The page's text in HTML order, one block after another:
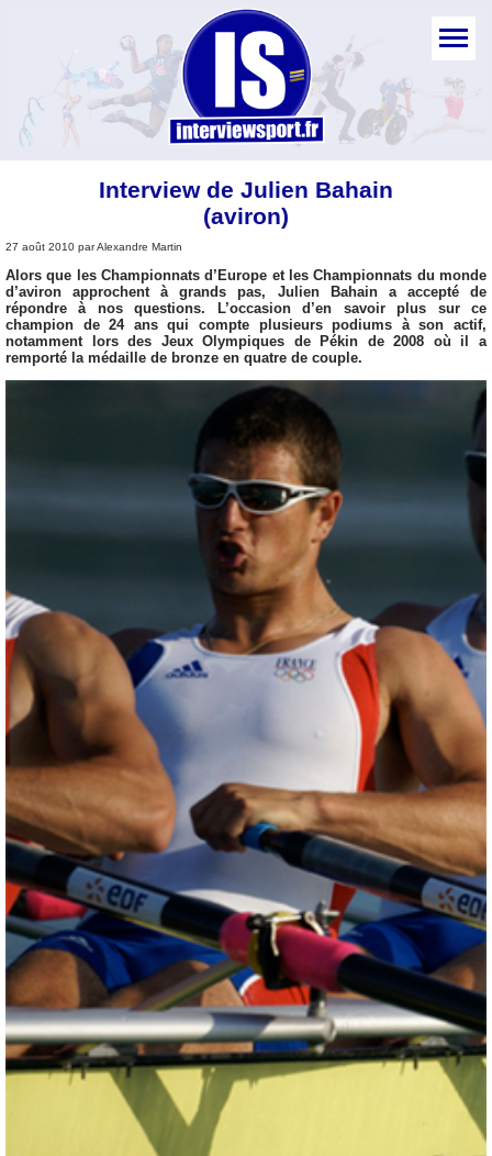
Interview de Julien Bahain
(aviron)
27 août 2010 par Alexandre Martin
Alors que les Championnats d’Europe et les Championnats du monde
d’aviron approchent à grands pas, Julien Bahain a accepté de
répondre à nos questions. L’occasion d’en savoir plus sur ce
champion de 24 ans qui compte plusieurs podiums à son actif,
notamment lors des Jeux Olympiques de Pékin de 2008 où il a
remporté la médaille de bronze en quatre de couple.